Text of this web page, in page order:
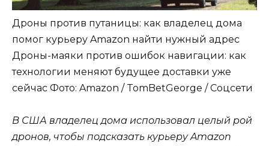
Дроны против путаницы: как владелец дома
помог курьеру Amazon найти нужный адрес
Дроны-маяки против ошибок навигации: как
технологии меняют будущее доставки уже
сейчас Фото: Amazon / TomBetGeorge / Соцсети
В США владелец дома использовал целый рой
дронов, чтобы подсказать курьеру Amazon